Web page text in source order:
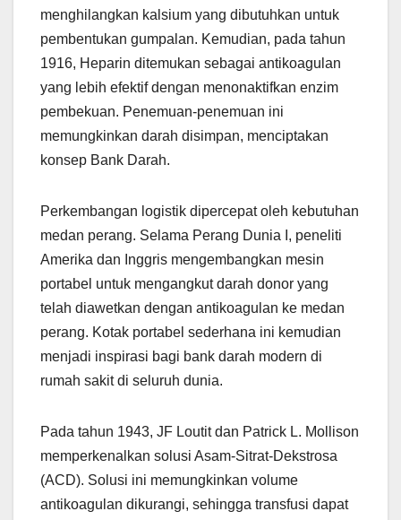
menghilangkan kalsium yang dibutuhkan untuk
pembentukan gumpalan. Kemudian, pada tahun
1916, Heparin ditemukan sebagai antikoagulan
yang lebih efektif dengan menonaktifkan enzim
pembekuan. Penemuan-penemuan ini
memungkinkan darah disimpan, menciptakan
konsep Bank Darah.
Perkembangan logistik dipercepat oleh kebutuhan
medan perang. Selama Perang Dunia I, peneliti
Amerika dan Inggris mengembangkan mesin
portabel untuk mengangkut darah donor yang
telah diawetkan dengan antikoagulan ke medan
perang. Kotak portabel sederhana ini kemudian
menjadi inspirasi bagi bank darah modern di
rumah sakit di seluruh dunia.
Pada tahun 1943, JF Loutit dan Patrick L. Mollison
memperkenalkan solusi Asam-Sitrat-Dekstrosa
(ACD). Solusi ini memungkinkan volume
antikoagulan dikurangi, sehingga transfusi dapat